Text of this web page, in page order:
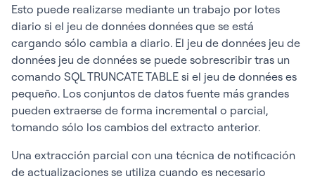
Esto puede realizarse mediante un trabajo por lotes
diario si el jeu de données données que se está
cargando sólo cambia a diario. El jeu de données jeu de
données jeu de données se puede sobrescribir tras un
comando SQL TRUNCATE TABLE si el jeu de données es
pequeño. Los conjuntos de datos fuente más grandes
pueden extraerse de forma incremental o parcial,
tomando sólo los cambios del extracto anterior.
Una extracción parcial con una técnica de notificación
de actualizaciones se utiliza cuando es necesario